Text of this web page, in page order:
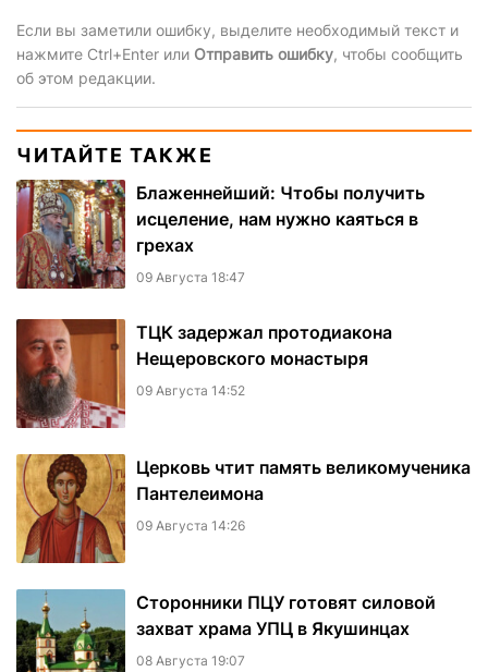
Если вы заметили ошибку, выделите необходимый текст и
нажмите Ctrl+Enter или Отправить ошибку, чтобы сообщить
об этом редакции.
ЧИТАЙТЕ ТАКЖЕ
Блаженнейший: Чтобы получить
исцеление, нам нужно каяться в
грехах
09 Августа 18:47
ТЦК задержал протодиакона
Нещеровского монастыря
09 Августа 14:52
Церковь чтит память великомученика
Пантелеимона
09 Августа 14:26
Сторонники ПЦУ готовят силовой
захват храма УПЦ в Якушинцах
08 Августа 19:07